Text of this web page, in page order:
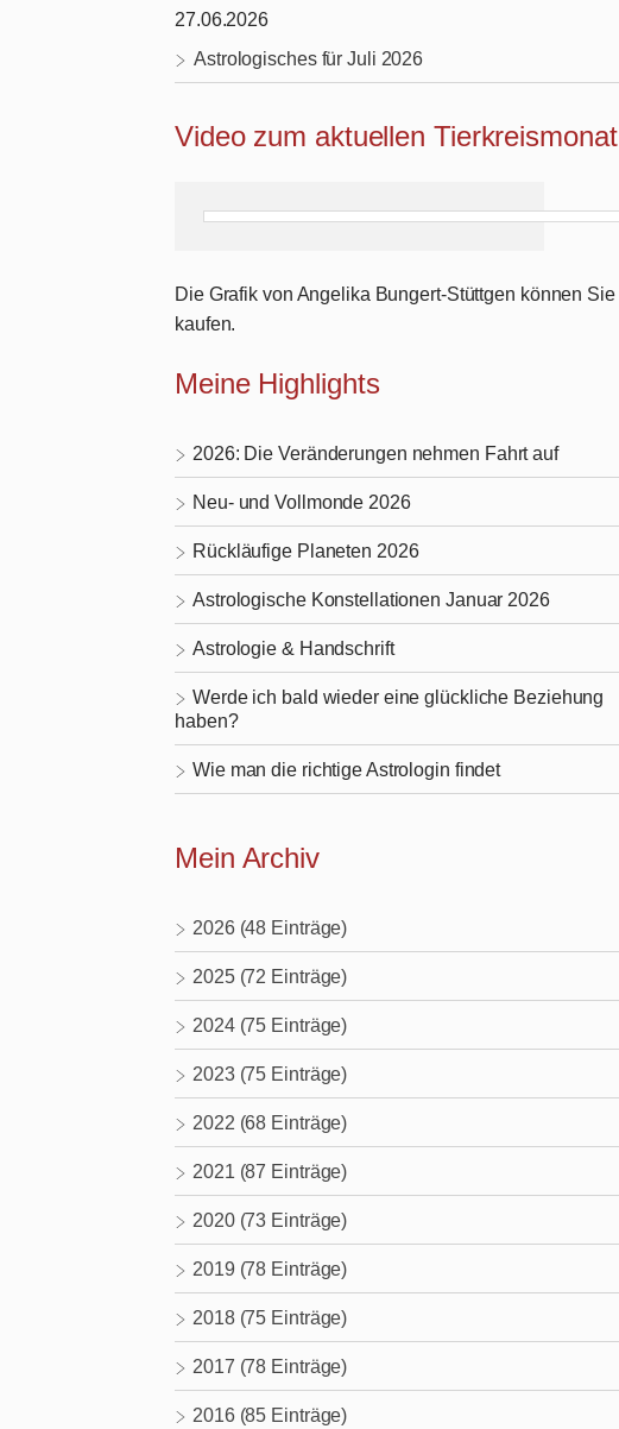
27.06.2026
Astrologisches für Juli 2026
Video zum aktuellen Tierkreismonat
Die Grafik von Angelika Bungert-Stüttgen können Sie
kaufen.
Meine Highlights
2026: Die Veränderungen nehmen Fahrt auf
Neu- und Vollmonde 2026
Rückläufige Planeten 2026
Astrologische Konstellationen Januar 2026
Astrologie & Handschrift
Werde ich bald wieder eine glückliche Beziehung
haben?
Wie man die richtige Astrologin findet
Mein Archiv
2026 (48 Einträge)
2025 (72 Einträge)
2024 (75 Einträge)
2023 (75 Einträge)
2022 (68 Einträge)
2021 (87 Einträge)
2020 (73 Einträge)
2019 (78 Einträge)
2018 (75 Einträge)
2017 (78 Einträge)
2016 (85 Einträge)